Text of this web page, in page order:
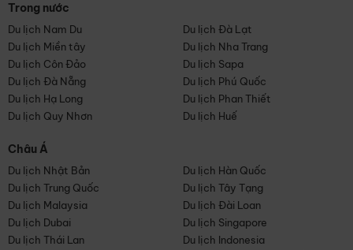
Trong nước
Du lịch Nam Du
Du lịch Đà Lạt
Du lịch Miền tây
Du lịch Nha Trang
Du lịch Côn Đảo
Du lịch Sapa
Du lịch Đà Nẵng
Du lịch Phú Quốc
Du lịch Hạ Long
Du lịch Phan Thiết
Du lịch Quy Nhơn
Du lịch Huế
Châu Á
Du lịch Nhật Bản
Du lịch Hàn Quốc
Du lịch Trung Quốc
Du lịch Tây Tạng
Du lịch Malaysia
Du lịch Đài Loan
Du lịch Dubai
Du lịch Singapore
Du lịch Thái Lan
Du lịch Indonesia